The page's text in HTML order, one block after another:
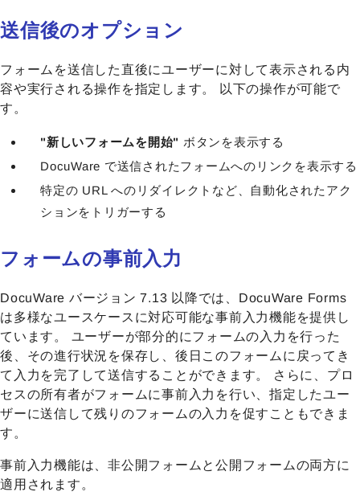
送信後のオプション
フォームを送信した直後にユーザーに対して表示される内
容や実行される操作を指定します。 以下の操作が可能で
す。
"新しいフォームを開始" ボタンを表示する
DocuWare で送信されたフォームへのリンクを表示する
特定の URL へのリダイレクトなど、自動化されたアク
ションをトリガーする
フォームの事前入力
DocuWare バージョン 7.13 以降では、DocuWare Forms
は多様なユースケースに対応可能な事前入力機能を提供し
ています。 ユーザーが部分的にフォームの入力を行った
後、その進行状況を保存し、後日このフォームに戻ってき
て入力を完了して送信することができます。 さらに、プロ
セスの所有者がフォームに事前入力を行い、指定したユー
ザーに送信して残りのフォームの入力を促すこともできま
す。
事前入力機能は、非公開フォームと公開フォームの両方に
適用されます。